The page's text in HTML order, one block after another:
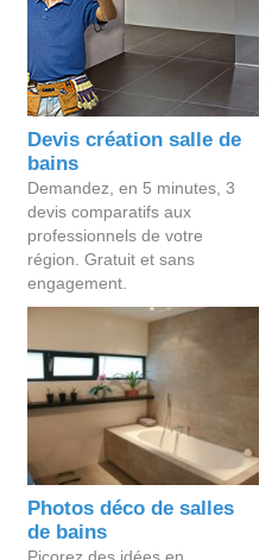
Devis création salle de
bains
Demandez, en 5 minutes, 3
devis comparatifs aux
professionnels de votre
région. Gratuit et sans
engagement.
Photos déco de salles
de bains